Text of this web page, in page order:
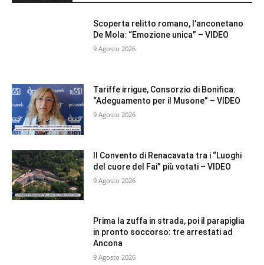
Scoperta relitto romano, l’anconetano
De Mola: “Emozione unica” – VIDEO
9 Agosto 2026
Tariffe irrigue, Consorzio di Bonifica:
“Adeguamento per il Musone” – VIDEO
9 Agosto 2026
Il Convento di Renacavata tra i “Luoghi
del cuore del Fai” più votati – VIDEO
9 Agosto 2026
Prima la zuffa in strada, poi il parapiglia
in pronto soccorso: tre arrestati ad
Ancona
9 Agosto 2026